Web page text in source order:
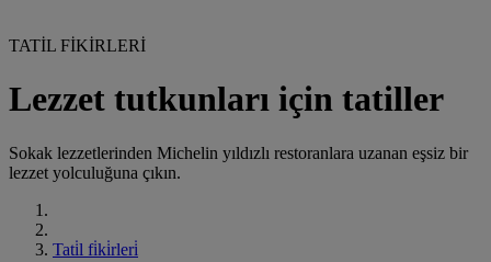
TATİL FİKİRLERİ
Lezzet tutkunları için tatiller
Sokak lezzetlerinden Michelin yıldızlı restoranlara uzanan eşsiz bir
lezzet yolculuğuna çıkın.
Tati̇l fi̇ki̇rleri̇